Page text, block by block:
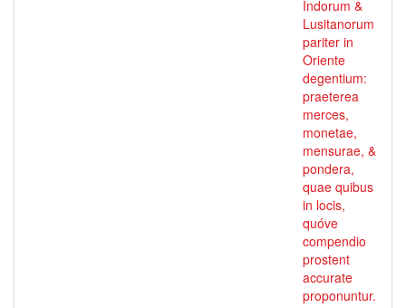
Indorum &
Lusitanorum
pariter in
Oriente
degentium:
praeterea
merces,
monetae,
mensurae, &
pondera,
quae quibus
in locis,
quóve
compendio
prostent
accurate
proponuntur.